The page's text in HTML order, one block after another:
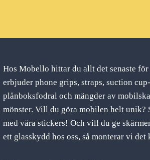
Hos Mobello hittar du allt det senaste
erbjuder phone grips, straps, suction
plånboksfodral och mängder av
mönster. Vill du göra mobilen helt unik?
med våra stickers! Och vill du ge
ett glasskydd hos oss, så monterar vi det